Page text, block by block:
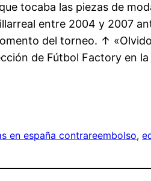
tocaba las piezas de
entre 2004 y 2007
del torneo. ↑
de Fútbol Factory en
en españa contrareembolso,